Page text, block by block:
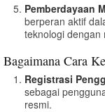
Pemberdayaan
berperan aktif
teknologi dengan
Bagaimana Cara
Registrasi
sebagai
resmi.